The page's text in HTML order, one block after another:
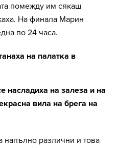
помежду им сякаш
На финала Марин
по 24 часа.
на палатка в
насладиха на залеза и на
вила на брега на
напълно различни и това